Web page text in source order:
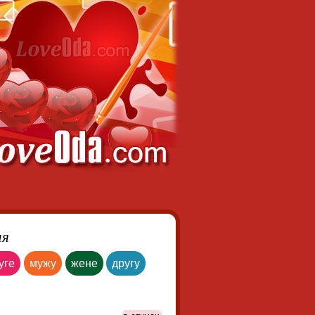
мужу жене другу